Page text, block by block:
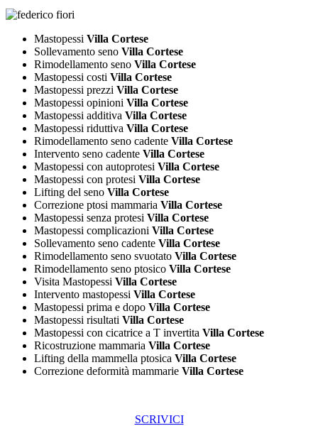
Mastopessi Villa Cortese
Sollevamento seno Villa Cortese
Rimodellamento seno Villa Cortese
Mastopessi costi Villa Cortese
Mastopessi prezzi Villa Cortese
Mastopessi opinioni Villa Cortese
Mastopessi additiva Villa Cortese
Mastopessi riduttiva Villa Cortese
Rimodellamento seno cadente Villa Cortese
Intervento seno cadente Villa Cortese
Mastopessi con autoprotesi Villa Cortese
Mastopessi con protesi Villa Cortese
Lifting del seno Villa Cortese
Correzione ptosi mammaria Villa Cortese
Mastopessi senza protesi Villa Cortese
Mastopessi complicazioni Villa Cortese
Sollevamento seno cadente Villa Cortese
Rimodellamento seno svuotato Villa Cortese
Rimodellamento seno ptosico Villa Cortese
Visita Mastopessi Villa Cortese
Intervento mastopessi Villa Cortese
Mastopessi prima e dopo Villa Cortese
Mastopessi risultati Villa Cortese
Mastopessi con cicatrice a T invertita Villa Cortese
Ricostruzione mammaria Villa Cortese
Lifting della mammella ptosica Villa Cortese
Correzione deformità mammarie Villa Cortese
SCRIVICI